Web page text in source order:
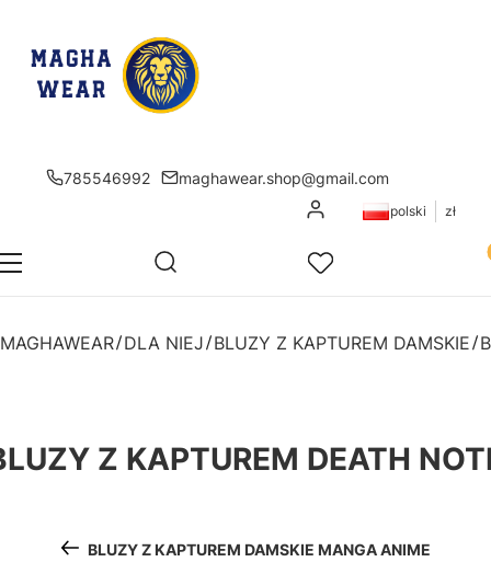
785546992
maghawear.shop@gmail.com
Zaloguj siępolski zł
Menu Otwórz wyszukiwarkę
Szukaj Ulubione
MAGHAWEAR DLA NIEJ BLUZY Z KAPTUREM DAMSKIE
Z KAPTUREM DEATH
BLUZY Z KAPTUREM DAMSKIE MANGA ANIME